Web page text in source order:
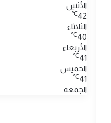
الأثنين
42
℃
الثلاثاء
40
℃
الأربعاء
41
℃
الخميس
41
℃
الجمعة